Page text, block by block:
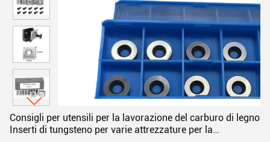
Consigli per utensili per la lavorazione del carburo di legno
Inserti di tungsteno per varie attrezzature per la